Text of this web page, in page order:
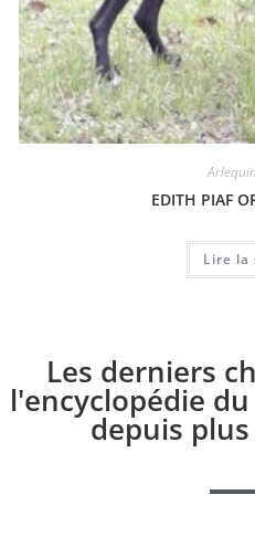
EDITH PIAF
Lire la
Les derniers
l'encyclopédie
depuis